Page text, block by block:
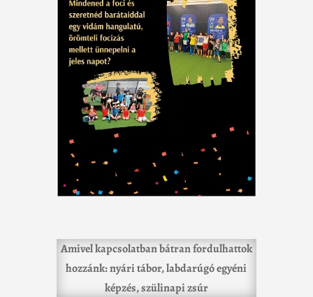
Amivel kapcsolatban bátran fordulhattok
hozzánk: nyári tábor, labdarúgó egyéni
képzés, szülinapi zsúr